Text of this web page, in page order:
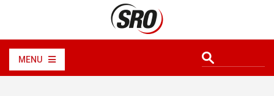
MENU